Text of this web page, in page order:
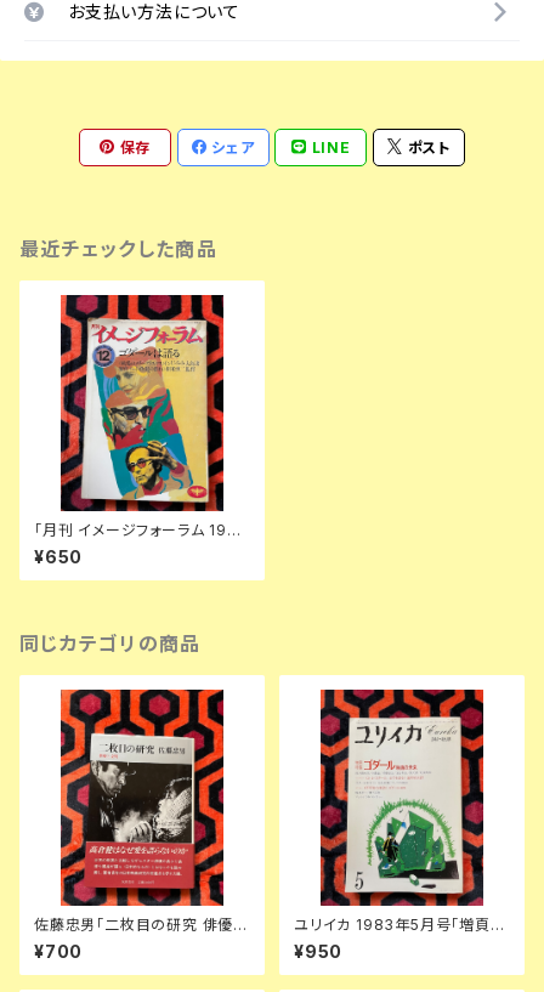
お支払い方法について
保存 シェア LINE ポスト
最近チェックした商品
「月刊 イメージフォーラム 1983
12月号 ゴダールは語る 製作ノ
ート 相米慎二監督」ダゲレオ出
版 大島渚
¥650
同じカテゴリの商品
佐藤忠男「二枚目の研究 俳優と
文明」 初版 帯付き 筑摩書房 日
本映画
¥700
ユリイカ 1983年5月号「増頁特
集:ゴダール 映画の未来」初版
青土社 四方田犬彦 黒沢清 松浦
寿輝 伊藤俊治
¥950